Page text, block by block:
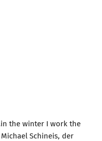
the winter I work the
Schineis, der